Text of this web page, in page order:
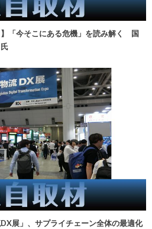
】「今そこにある危機」を読み解く 国
展」、サプライチェーン全体の最適化